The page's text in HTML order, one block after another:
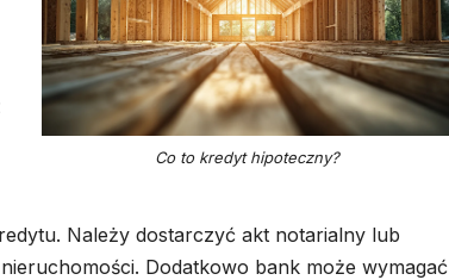
Co to kredyt hipoteczny?
Należy dostarczyć akt notarialny lub
Dodatkowo bank może wymagać